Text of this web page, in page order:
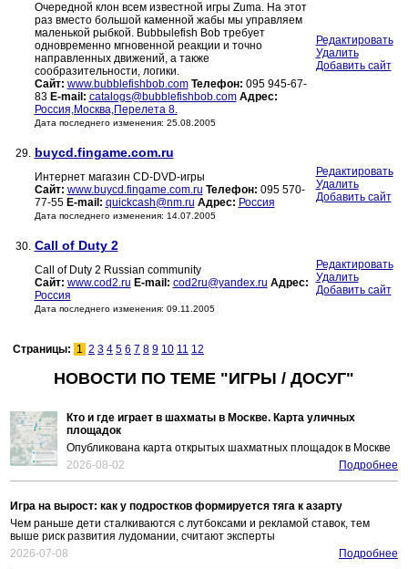
Очередной клон всем известной игры Zuma. На этот
раз вместо большой каменной жабы мы управляем
маленькой рыбкой. Bubbыlefish Bob требует
одновременно мгновенной реакции и точно
направленных движений, а также
сообразительности, логики.
Сайт: www.bubblefishbob.com Телефон: 095 945-67-
83 E-mail: catalogs@bubblefishbob.com Адрес:
Россия,Москва,Перелета 8.
Дата последнего изменения: 25.08.2005
Редактировать
Удалить
Добавить сайт
29. buycd.fingame.com.ru
Интернет магазин CD-DVD-игры
Сайт: www.buycd.fingame.com.ru Телефон: 095 570-
77-55 E-mail: quickcash@nm.ru Адрес: Россия
Дата последнего изменения: 14.07.2005
Редактировать
Удалить
Добавить сайт
30. Call of Duty 2
Call of Duty 2 Russian community
Сайт: www.cod2.ru E-mail: cod2ru@yandex.ru Адрес:
Россия
Дата последнего изменения: 09.11.2005
Редактировать
Удалить
Добавить сайт
Страницы: 1 2 3 4 5 6 7 8 9 10 11 12
НОВОСТИ ПО ТЕМЕ "ИГРЫ / ДОСУГ"
Кто и где играет в шахматы в Москве. Карта уличных
площадок
Опубликована карта открытых шахматных площадок в Москве
2026-08-02
Подробнее
Игра на вырост: как у подростков формируется тяга к азарту
Чем раньше дети сталкиваются с лутбоксами и рекламой ставок, тем
выше риск развития лудомании, считают эксперты
2026-07-08
Подробнее